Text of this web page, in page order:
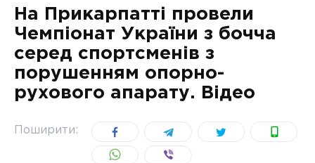
УКРАЇНА
На Прикарпатті провели
Чемпіонат України з бочча
серед спортсменів з
порушенням опорно-
рухового апарату. Відео
Поширити: